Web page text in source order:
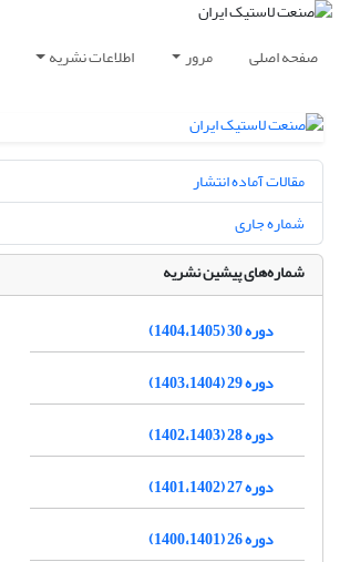
صفحه اصلی مرور اطلاعات نشریه
مقالات آماده انتشار
شماره جاری
شماره‌های پیشین نشریه
دوره 30 (1404،1405)
دوره 29 (1403،1404)
دوره 28 (1402،1403)
دوره 27 (1401،1402)
دوره 26 (1400،1401)